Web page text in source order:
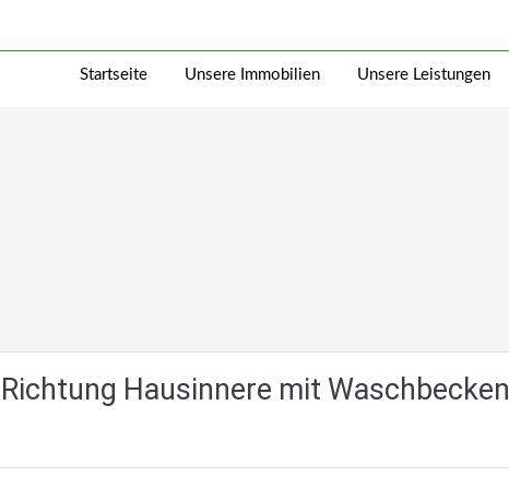
Startseite Unsere Immobilien Unsere Leistungen
Hausinnere mit Waschbecken